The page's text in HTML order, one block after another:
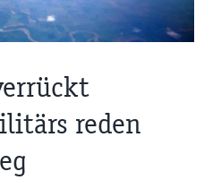
reden